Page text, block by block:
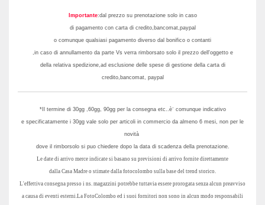
Importante:dal prezzo su prenotazione solo in caso
di pagamento con carta di credito,bancomat,paypal
o comunque qualsiasi pagamento diverso dal bonifico o contanti
,in caso di annullamento da parte Vs verra rimborsato solo il prezzo dell'oggetto e
della relativa spedizione,ad esclusione delle spese di gestione della carta di
credito,bancomat, paypal
*Il termine di 30gg ,60gg, 90gg per la consegna etc..è¨ comunque indicativo
e specificatamente i 30gg vale solo per articoli in commercio da almeno 6 mesi, non per le
novità
dove il rimborsolo si puo chiedere dopo la data di scadenza della prenotazione.
Le date di arrivo merce indicate si basano su previsioni di arrivo fornite direttamente
dalla Casa Madre o stimate dalla fotocolombo sulla base del trend storico.
L'effettiva consegna presso i ns. magazzini potrebbe tuttavia essere prorogata senza alcun preavviso
a causa di eventi esterni.La FotoColombo ed i suoi fornitori non sono in alcun modo responsabili